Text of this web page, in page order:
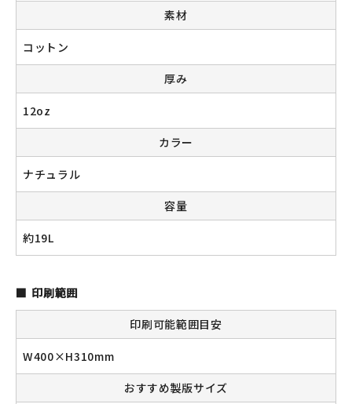
おしらせ
新規会員登録
ログイン
マイアカウント
カートを見る
よくある質問
お問い合わせ
素材
コットン
厚み
12oz
カラー
ナチュラル
容量
約19L
印刷範囲
印刷可能範囲目安
W400×H310mm
おすすめ製版サイズ